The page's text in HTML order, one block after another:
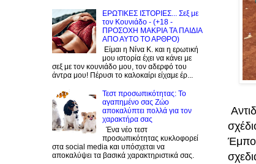
ΕΡΩΤΙΚΕΣ ΙΣΤΟΡΙΕΣ... Σεξ με
τον Kουνιάδο - (+18 -
ΠΡΟΣΟΧΗ ΜΑΚΡΙΑ ΤΑ ΠΑΙΔΙΑ
ΑΠΟ ΑΥΤΟ ΤΟ ΑΡΘΡΟ)
Είμαι η Νίνα Κ. και η ερωτική
μου ιστορία έχει να κάνει με
σεξ με τον κουνιάδο μου, τον αδερφό του
άντρα μου! Πέρυσι το καλοκαίρι είχαμε έρ...
Τεστ προσωπικότητας: Το
αγαπημένο σας Zώο
αποκαλύπτει πολλά για τον
χαρακτήρα σας
Ένα νέο τεστ
προσωπικότητας κυκλοφορεί
στα social media και υπόσχεται να
αποκαλύψει τα βασικά χαρακτηριστικά σας.